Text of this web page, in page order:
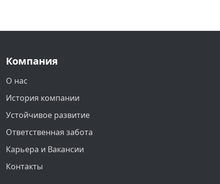
Компания
О нас
История компании
Устойчивое развитие
Ответственная забота
Карьера и Вакансии
Контакты